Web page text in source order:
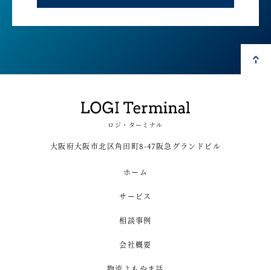
ロジ・ターミナル
大阪府大阪市北区角田町8-47阪急グランドビル
ホーム
サービス
相談事例
会社概要